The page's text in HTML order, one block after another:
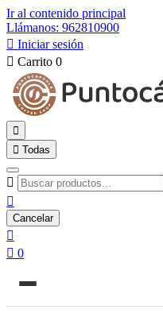
Ir al contenido principal
Llámanos: 962810900
 Iniciar sesión
 Carrito 0

 Todas


Cancelar

 0